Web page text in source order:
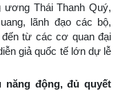
Thái Thanh Quý,
lãnh đạo các bộ,
từ các cơ quan đại
giả quốc tế lớn dự lễ
động, đủ quyết